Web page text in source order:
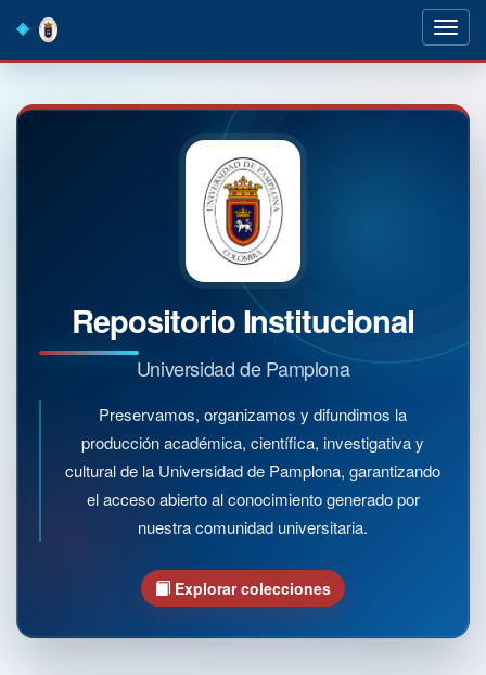
navigation
Repositorio Institucional
Universidad de Pamplona
Preservamos, organizamos y difundimos la
producción académica, científica, investigativa y
cultural de la Universidad de Pamplona, garantizando
el acceso abierto al conocimiento generado por
nuestra comunidad universitaria.
Explorar colecciones